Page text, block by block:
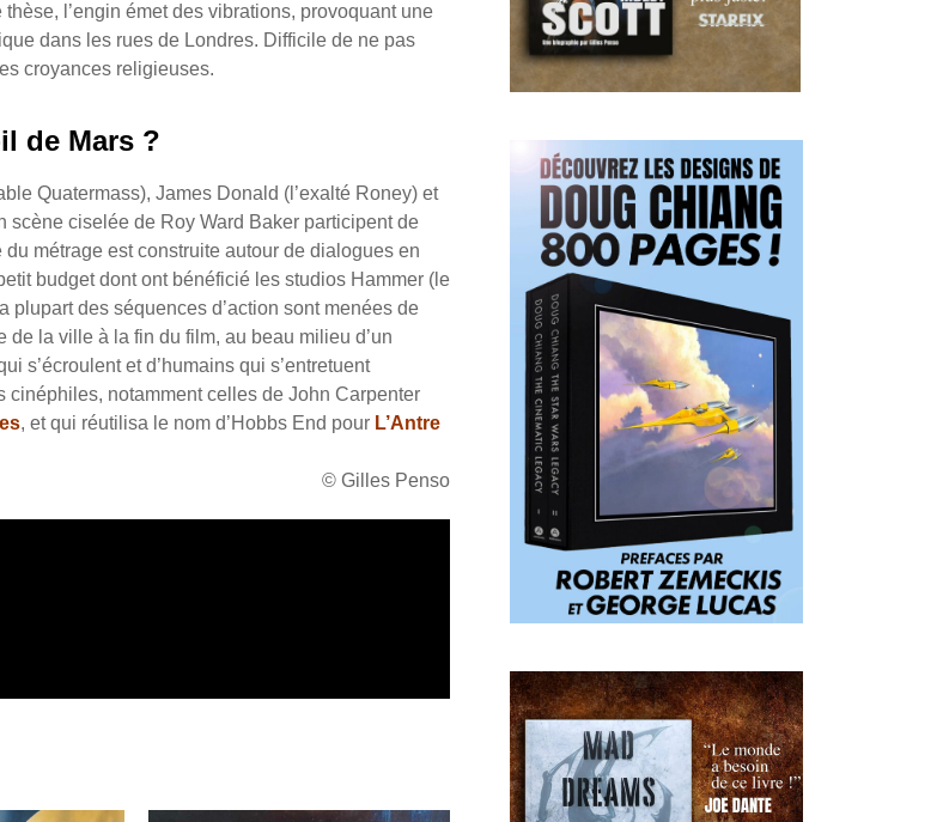
l’engin émet des vibrations, provoquant une
dans les rues de Londres. Difficile de ne pas
croyances religieuses.
de Mars ?
Quatermass), James Donald (l’exalté Roney) et
scène ciselée de Roy Ward Baker participent de
du métrage est construite autour de dialogues en
budget dont ont bénéficié les studios Hammer (le
plupart des séquences d’action sont menées de
de la ville à la fin du film, au beau milieu d’un
s’écroulent et d’humains qui s’entretuent
notamment celles de John Carpenter
, et qui réutilisa le nom d’Hobbs End pour L’Antre
© Gilles Penso